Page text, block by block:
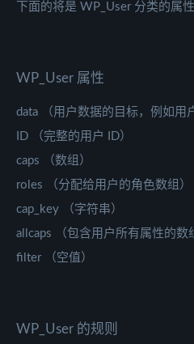
下面的将是 WP_User 分类的属
WP_User 属性
data （用户数据的目标，例如用
ID （完整的用户 ID）
caps （数组）
roles （分配给用户的角色数组）
cap_key （字符串）
allcaps （包含用户所有属性的数
filter （空值）
WP_User 的规则